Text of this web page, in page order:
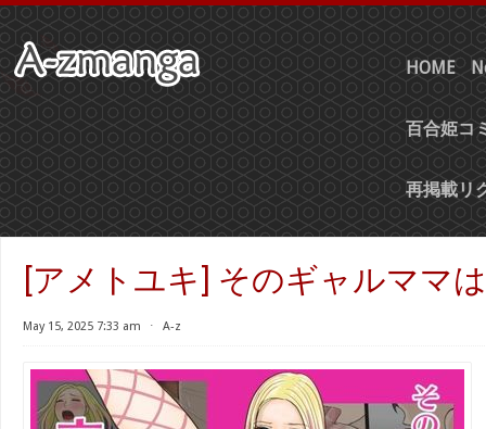
HOME
百合姫コ
再掲載リ
[アメトユキ] そのギャルママ
May 15, 2025 7:33 am ⋅ A-z